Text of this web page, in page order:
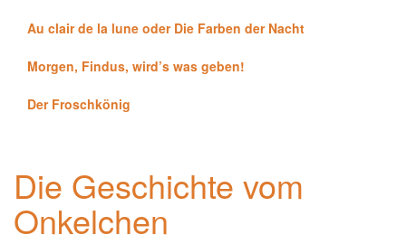
Au clair de la lune oder Die Farben der Nacht
Morgen, Findus, wird’s was geben!
Der Froschkönig
Die Geschichte vom
Onkelchen